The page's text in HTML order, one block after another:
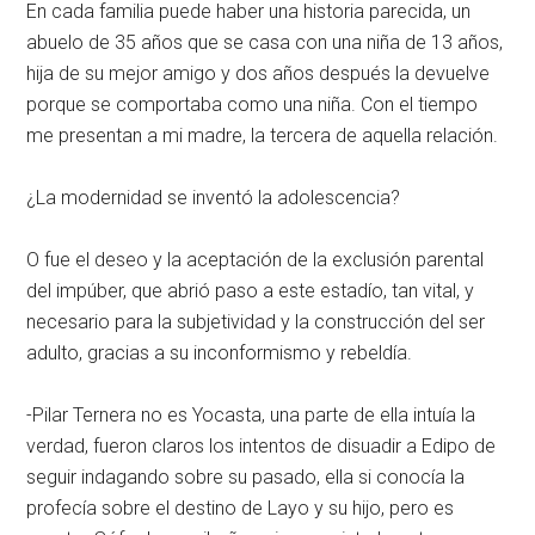
En cada familia puede haber una historia parecida, un
abuelo de 35 años que se casa con una niña de 13 años,
hija de su mejor amigo y dos años después la devuelve
porque se comportaba como una niña. Con el tiempo
me presentan a mi madre, la tercera de aquella relación.
¿La modernidad se inventó la adolescencia?
O fue el deseo y la aceptación de la exclusión parental
del impúber, que abrió paso a este estadío, tan vital, y
necesario para la subjetividad y la construcción del ser
adulto, gracias a su inconformismo y rebeldía.
-Pilar Ternera no es Yocasta, una parte de ella intuía la
verdad, fueron claros los intentos de disuadir a Edipo de
seguir indagando sobre su pasado, ella si conocía la
profecía sobre el destino de Layo y su hijo, pero es